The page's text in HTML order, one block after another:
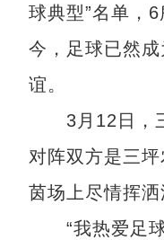
球典型”名单，
今，足球已然
谊。
3月12日，三
对阵双方是三
茵场上尽情挥洒
“我热爱足球